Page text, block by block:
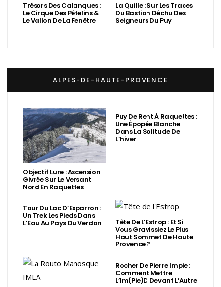
Trésors Des Calanques :
Le Cirque Des Pételins &
Le Vallon De La Fenêtre
La Quille : Sur Les Traces
Du Bastion Déchu Des
Seigneurs Du Puy
ALPES-DE-HAUTE-PROVENCE
Objectif Lure : Ascension
Givrée Sur Le Versant
Nord En Raquettes
Puy De Rent À Raquettes :
Une Épopée Blanche
Dans La Solitude De
L’hiver
Tour Du Lac D’Esparron :
Un Trek Les Pieds Dans
L’Eau Au Pays Du Verdon Tête De L’Estrop : Et Si
Vous Gravissiez Le Plus
Haut Sommet De Haute
Provence ?
Rocher De Pierre Impie :
Comment Mettre
L’Im(Pie)d Devant L’Autre